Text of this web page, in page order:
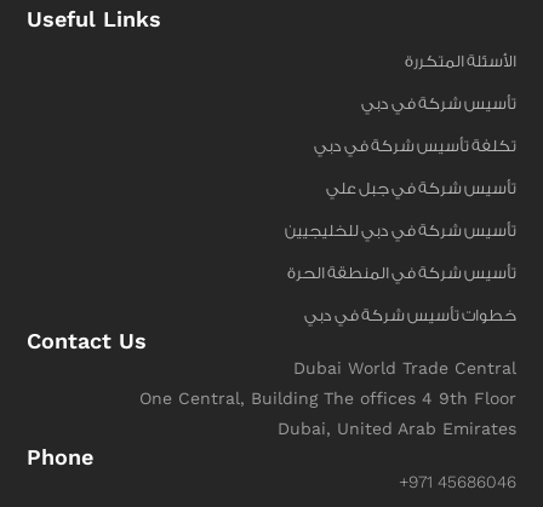
Useful Links
الأسئلة المتكررة
تأسيس شركة في دبي
تكلفة تأسيس شركة في دبي
تأسيس شركة في جبل علي
تأسيس شركة في دبي للخليجيين
تأسيس شركة في المنطقة الحرة
خطوات تأسيس شركة في دبي
Contact Us
Dubai World Trade Central
One Central, Building The offices 4 9th Floor
Dubai, United Arab Emirates
Phone
+971 45686046